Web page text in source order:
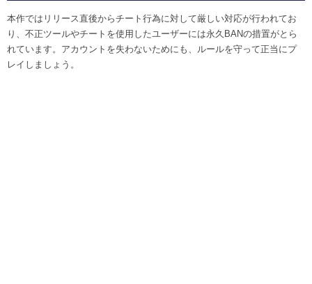
本作ではリリース直後からチート行為に対して厳しい対応が行われてお
り、不正ツールやチートを使用したユーザーには永久BANの措置がとら
れています。アカウントを失わないためにも、ルールを守って正当にプ
レイしましょう。